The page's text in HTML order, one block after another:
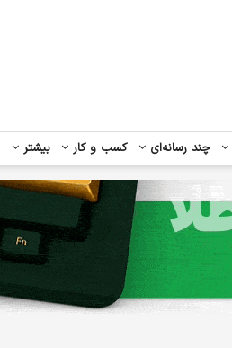
چند رسانه‌ای کسب و کار بیشتر